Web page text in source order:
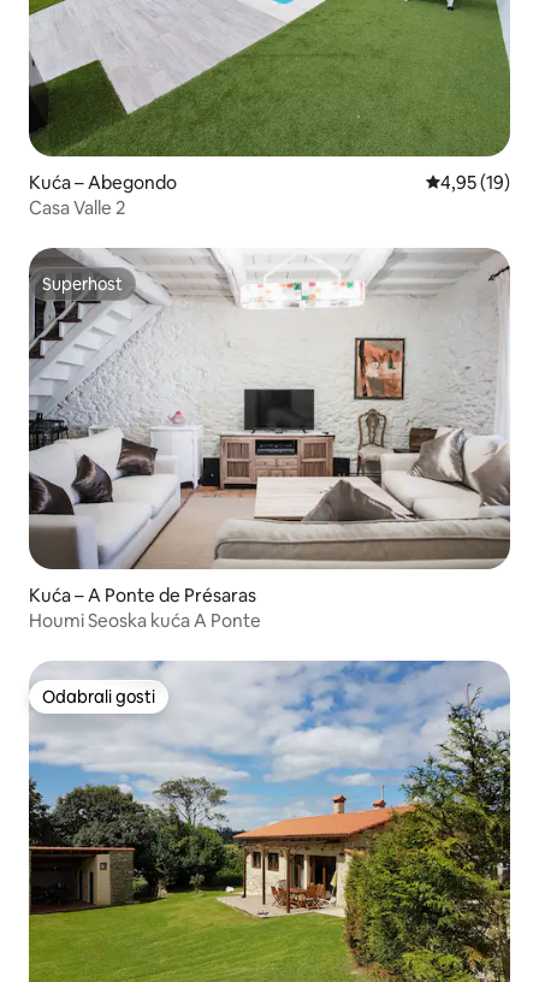
Kuća – Abegondo Prosječna
4,95 (19)
Casa Valle 2
Superhost
Superhost
Kuća – A Ponte de Présaras
Houmi Seoska kuća A Ponte
Odabrali gosti
Odabrali gosti